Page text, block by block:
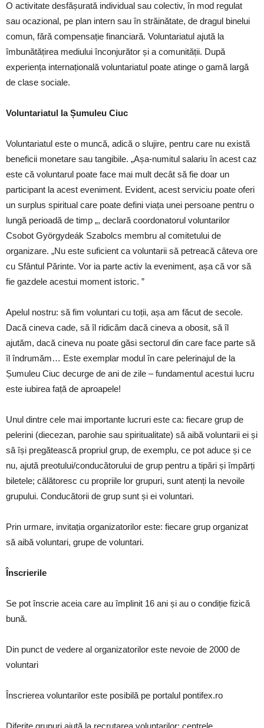
O activitate desfășurată individual sau colectiv, în mod regulat
sau ocazional, pe plan intern sau în străinătate, de dragul binelui
comun, fără compensație financiară. Voluntariatul ajută la
îmbunătățirea mediului înconjurător și a comunității. După
experiența internațională voluntariatul poate atinge o gamă largă
de clase sociale.
Voluntariatul la Șumuleu Ciuc
Voluntariatul este o muncă, adică o slujire, pentru care nu există
beneficii monetare sau tangibile. „Așa-numitul salariu în acest caz
este că voluntarul poate face mai mult decât să fie doar un
participant la acest eveniment. Evident, acest serviciu poate oferi
un surplus spiritual care poate defini viața unei persoane pentru o
lungă perioadă de timp „, declară coordonatorul voluntarilor
Csobot Györgydeák Szabolcs membru al comitetului de
organizare. „Nu este suficient ca voluntarii să petreacă câteva ore
cu Sfântul Părinte. Vor ia parte activ la eveniment, așa că vor să
fie gazdele acestui moment istoric. ”
Apelul nostru: să fim voluntari cu toții, așa am făcut de secole.
Dacă cineva cade, să îl ridicăm dacă cineva a obosit, să îl
ajutăm, dacă cineva nu poate găsi sectorul din care face parte să
îl îndrumăm… Este exemplar modul în care pelerinajul de la
Șumuleu Ciuc decurge de ani de zile – fundamentul acestui lucru
este iubirea față de aproapele!
Unul dintre cele mai importante lucruri este ca: fiecare grup de
pelerini (diecezan, parohie sau spiritualitate) să aibă voluntarii ei și
să își pregătească propriul grup, de exemplu, ce pot aduce și ce
nu, ajută preotului/conducătorului de grup pentru a tipări și împărți
biletele; călătoresc cu propriile lor grupuri, sunt atenți la nevoile
grupului. Conducătorii de grup sunt și ei voluntari.
Prin urmare, invitația organizatorilor este: fiecare grup organizat
să aibă voluntari, grupe de voluntari.
Înscrierile
Se pot înscrie aceia care au împlinit 16 ani și au o condiție fizică
bună.
Din punct de vedere al organizatorilor este nevoie de 2000 de
voluntari
Înscrierea voluntarilor este posibilă pe portalul pontifex.ro